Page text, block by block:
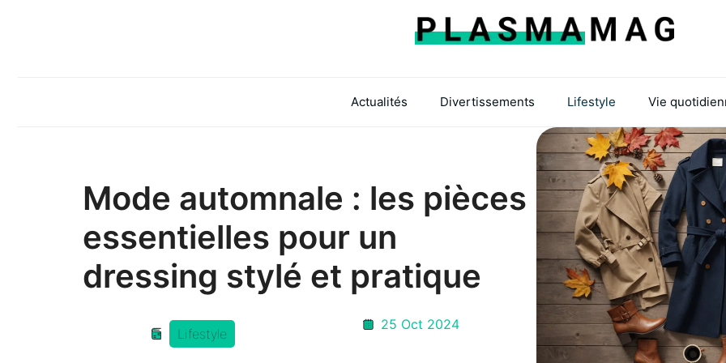
Actualités Divertissements Lifestyle Vie
Mode automnale : les pièces
essentielles pour un
dressing stylé et pratique
Lifestyle
25 Oct 2024